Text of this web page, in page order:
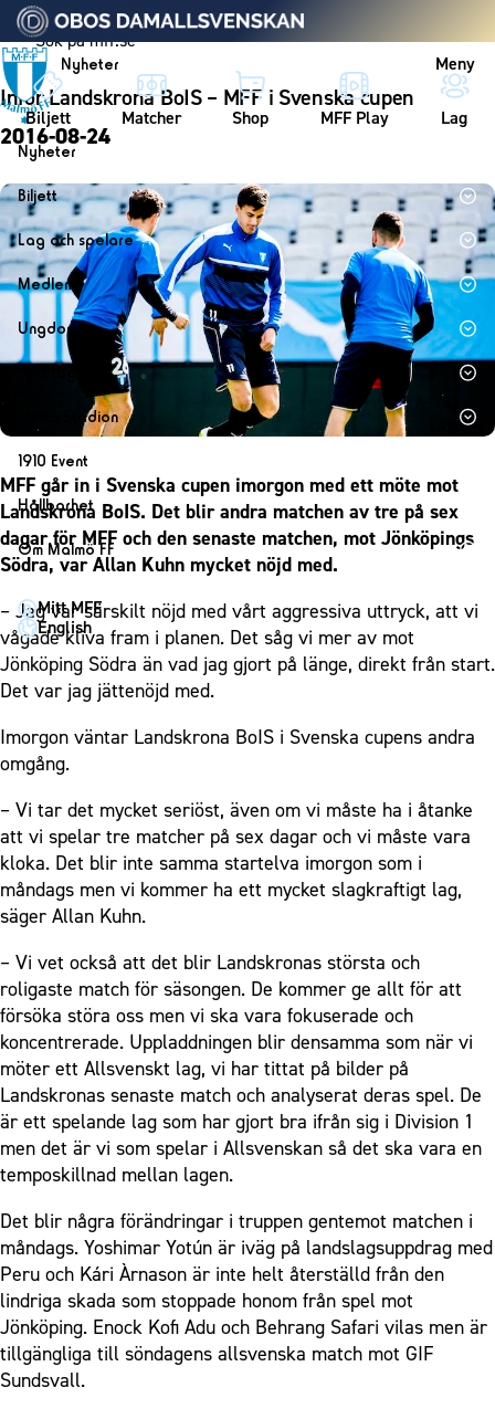
Vidare till innehållet
Nyheter Meny
Biljett Matcher Shop MFF Play Lag
Nyheter
Nyheter
Kalender
Biljett
Biljett
Årskort herr
Årskort dam
Mitt MFF
Biljetter till bortamatcher
Biljettvillkor
Lag och spelare
Lag
Herrlaget
Spelare
Ledarstab
Damlaget
Spelare
Ledarstab
Medlem
Medlemskap i Malmö FF
Årsmöte 2026
Ungdom
MFF Ungdom
Sommarfotboll
Skånecupen
Fotbollsskolan
Fotbollsnätverket
P19
F19
P17
F17
Malmö Trophy
Bli företagspartner
Nätverket
Klubbstolar
Partner dam
Eleda Stadion
Eleda Stadion
Erics Bar & Restaurang
Matchdag på Eleda Stadion
MFF-museet & rundvandringar
1910 Event
1910 Event
Fest & Event
Konferens
Möte
Mässa
Sommarfest
Julshow
Inspiration
Vanliga frågor om 1910 Event
Hållbarhet
Hållbarhet
Himmelsblå framtid – en match för miljön
MFF i samhället
Laget för alla
Nattfotboll
Karriärakademin
Skolakademier
Fonder
Om Malmö FF
Kontakt
Press och media
Historik – herrlaget
Historik – damlaget
Närstående organisationer
Personuppgiftspolicy
Mitt MFF
English
Inför Landskrona BoIS – MFF i Svenska cupen
2016-08-24
MFF går in i Svenska cupen imorgon med ett möte mot
Landskrona BoIS. Det blir andra matchen av tre på sex
dagar för MFF och den senaste matchen, mot Jönköpings
Södra, var Allan Kuhn mycket nöjd med.
– Jag var särskilt nöjd med vårt aggressiva uttryck, att vi
vågade kliva fram i planen. Det såg vi mer av mot
Jönköping Södra än vad jag gjort på länge, direkt från start.
Det var jag jättenöjd med.
Imorgon väntar Landskrona BoIS i Svenska cupens andra
omgång.
– Vi tar det mycket seriöst, även om vi måste ha i åtanke
att vi spelar tre matcher på sex dagar och vi måste vara
kloka. Det blir inte samma startelva imorgon som i
måndags men vi kommer ha ett mycket slagkraftigt lag,
säger Allan Kuhn.
– Vi vet också att det blir Landskronas största och
roligaste match för säsongen. De kommer ge allt för att
försöka störa oss men vi ska vara fokuserade och
koncentrerade. Uppladdningen blir densamma som när vi
möter ett Allsvenskt lag, vi har tittat på bilder på
Landskronas senaste match och analyserat deras spel. De
är ett spelande lag som har gjort bra ifrån sig i Division 1
men det är vi som spelar i Allsvenskan så det ska vara en
temposkillnad mellan lagen.
Det blir några förändringar i truppen gentemot matchen i
måndags. Yoshimar Yotún är iväg på landslagsuppdrag med
Peru och Kári Àrnason är inte helt återställd från den
lindriga skada som stoppade honom från spel mot
Jönköping. Enock Kofi Adu och Behrang Safari vilas men är
tillgängliga till söndagens allsvenska match mot GIF
Sundsvall.